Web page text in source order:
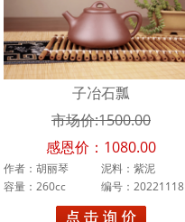
周桂珍
升值
胡丽琴
陈琪
子冶石瓢
市场价:1500.00
感恩价：1080.00
作者：胡丽琴
泥料：紫泥
容量：260cc
编号：20221118